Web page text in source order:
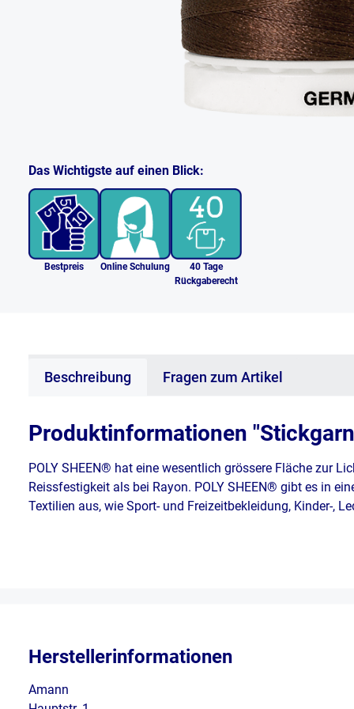
Das Wichtigste auf einen Blick:
Bestpreis Online Schulung
40 Tage
Rückgaberecht
Beschreibung Fragen zum Artikel
Produktinformationen
POLY SHEEN® hat eine wesentlich grössere Fläche zur
Reissfestigkeit als bei Rayon. POLY SHEEN® gibt es in
Textilien aus, wie Sport- und Freizeitbekleidung, Kinder-,
Herstellerinformationen
Amann